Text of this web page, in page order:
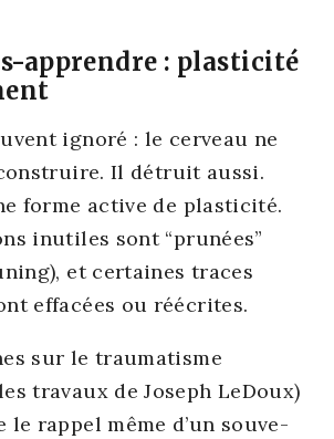
apprendre : plasticité
igno­ré : le cer­veau ne
Il détruit aus­si.
forme active de plas­ti­ci­té.
inutiles sont “pru­nées”
et cer­taines traces
effa­cées ou réécrites.
sur le trau­ma­tisme
tra­vaux de Joseph LeDoux)
le rap­pel même d’un sou­ve­